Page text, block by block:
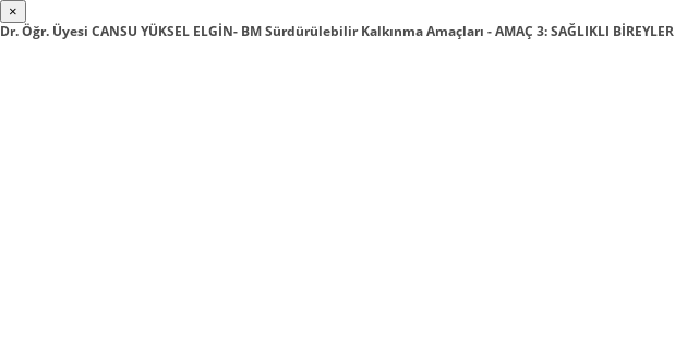
×
Dr. Öğr. Üyesi CANSU YÜKSEL ELGİN- BM Sürdürülebilir Kalkınma Amaçları - AMAÇ 3: SAĞLIKLI BİREYLER